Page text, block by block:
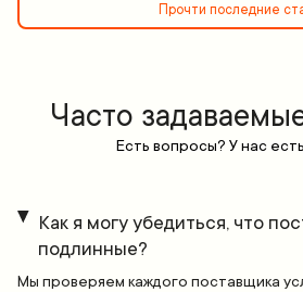
Прочти последние
Часто
Есть вопросы? У нас
Как я могу убедиться, что
подлинные?
Мы проверяем каждого поставщика